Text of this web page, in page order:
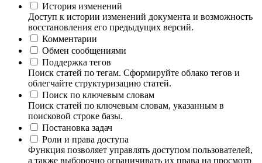
История изменений
Доступ к истории изменений документа и возможность
восстановления его предыдущих версий.
Комментарии
Обмен сообщениями
Поддержка тегов
Поиск статей по тегам. Сформируйте облако тегов и
облегчайте структуризацию статей.
Поиск по ключевым словам
Поиск статей по ключевым словам, указанным в
поисковой строке базы.
Постановка задач
Роли и права доступа
Функция позволяет управлять доступом пользователей,
а также выборочно ограничивать их права на просмотр